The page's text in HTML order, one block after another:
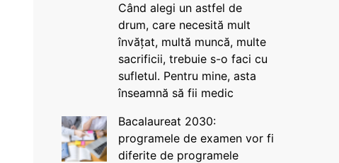
Când alegi un astfel de
drum, care necesită mult
învățat, multă muncă, multe
sacrificii, trebuie s-o faci cu
sufletul. Pentru mine, asta
înseamnă să fii medic
Bacalaureat 2030:
programele de examen vor fi
diferite de programele